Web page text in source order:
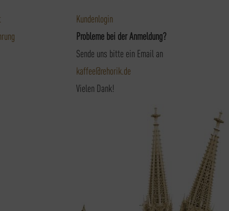
Kundenlogin
Probleme bei der Anmeldung?
Sende uns bitte ein Email an
kaffee@rehorik.de
Vielen Dank!